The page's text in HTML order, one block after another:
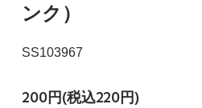
ンク）
SS103967
200円(税込220円)